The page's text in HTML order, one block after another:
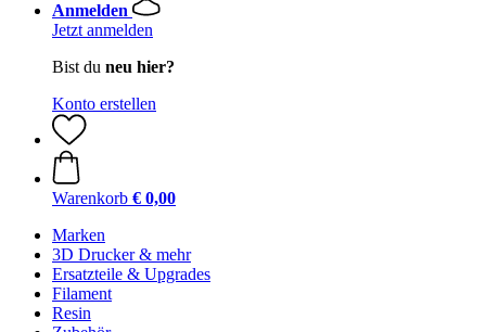
Anmelden
Jetzt anmelden
Bist du neu hier?
Konto erstellen
Warenkorb € 0,00
Marken
3D Drucker & mehr
Ersatzteile & Upgrades
Filament
Resin